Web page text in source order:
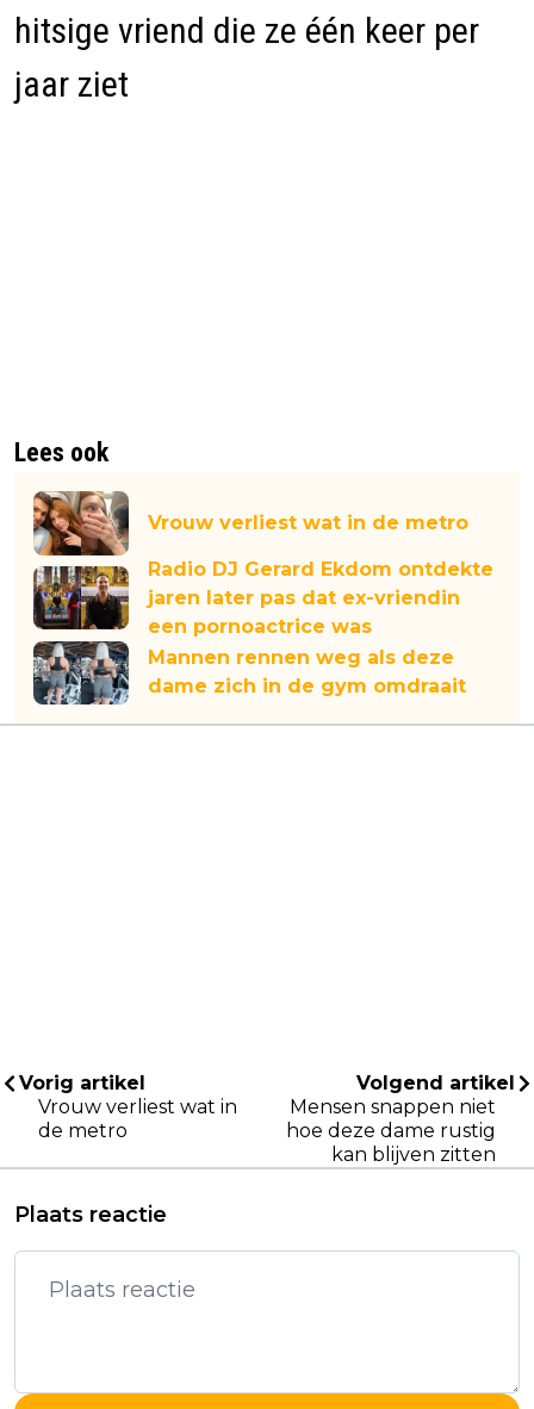
hitsige vriend die ze één keer per
jaar ziet
Lees ook
Vrouw verliest wat in de metro
Radio DJ Gerard Ekdom ontdekte
jaren later pas dat ex-vriendin
een pornoactrice was
Mannen rennen weg als deze
dame zich in de gym omdraait
Vorig artikel
Vrouw verliest wat in
de metro
Volgend artikel
Mensen snappen niet
hoe deze dame rustig
kan blijven zitten
Plaats reactie